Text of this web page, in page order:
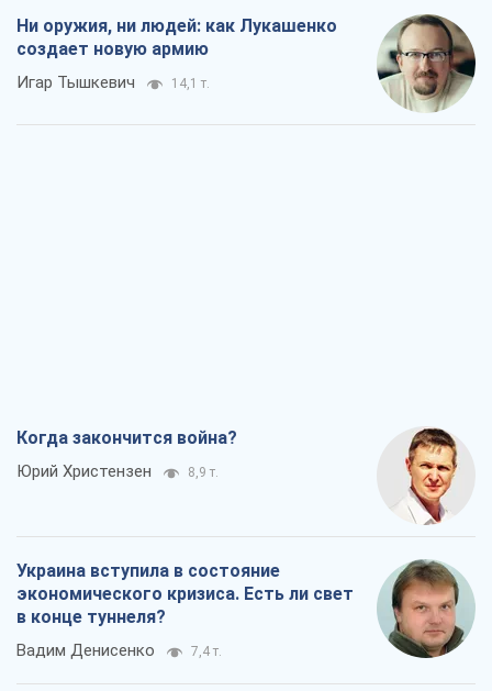
Ни оружия, ни людей: как Лукашенко
создает новую армию
Игар Тышкевич 14,1 т.
Когда закончится война?
Юрий Христензен 8,9 т.
Украина вступила в состояние
экономического кризиса. Есть ли свет
в конце туннеля?
Вадим Денисенко 7,4 т.